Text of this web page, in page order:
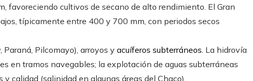
favoreciendo cultivos de secano de alto rendimiento. El Gran
típicamente entre 400 y 700 mm, con periodos secos
Paraná, Pilcomayo), arroyos y acuíferos subterráneos. La hidrovía
en tramos navegables; la explotación de aguas subterráneas
calidad (salinidad en algunas áreas del Chaco).